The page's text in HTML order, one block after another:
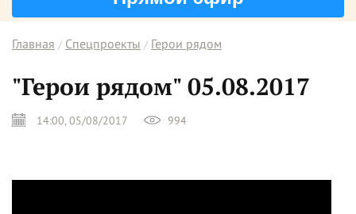
Главная Спецпроекты Герои рядом
"Герои рядом" 05.08.2017
14:00, 05/08/2017 994